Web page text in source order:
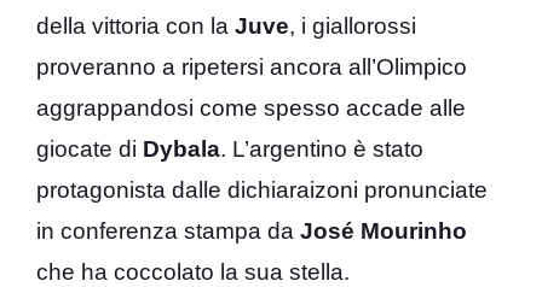
della vittoria con la Juve, i giallorossi
proveranno a ripetersi ancora all’Olimpico
aggrappandosi come spesso accade alle
giocate di Dybala. L’argentino è stato
protagonista dalle dichiaraizoni pronunciate
in conferenza stampa da José Mourinho
che ha coccolato la sua stella.